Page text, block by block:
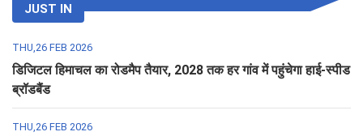
JUST IN
THU,26 FEB 2026
डिजिटल हिमाचल का रोडमैप तैयार, 2028 तक हर गांव में पहुंचेगा हाई-स्पीड
ब्रॉडबैंड
THU,26 FEB 2026